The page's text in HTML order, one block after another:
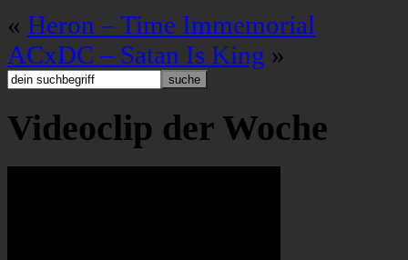
« Heron – Time Immemorial
ACxDC – Satan Is King »
Videoclip der Woche